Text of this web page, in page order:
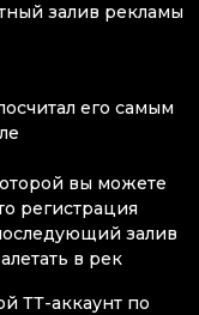
залив рекламы
его самым
вы можете
регистрация
залив
в рек
ТТ-аккаунт по